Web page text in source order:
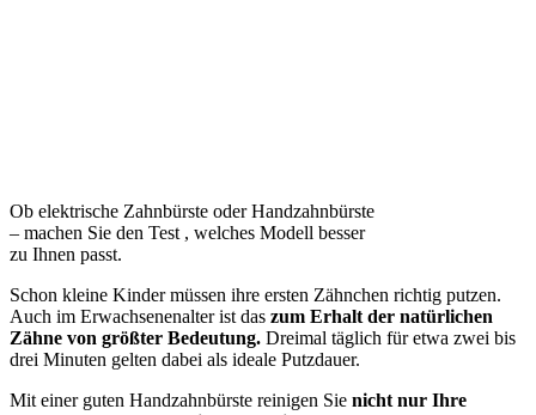
Ob elektrische Zahnbürste oder Handzahnbürste
– machen Sie den Test , welches Modell besser
zu Ihnen passt.
Schon kleine Kinder müssen ihre ersten Zähnchen richtig putzen.
Auch im Erwachsenenalter ist das zum Erhalt der natürlichen
Zähne von größter Bedeutung. Dreimal täglich für etwa zwei bis
drei Minuten gelten dabei als ideale Putzdauer.
Mit einer guten Handzahnbürste reinigen Sie nicht nur Ihre